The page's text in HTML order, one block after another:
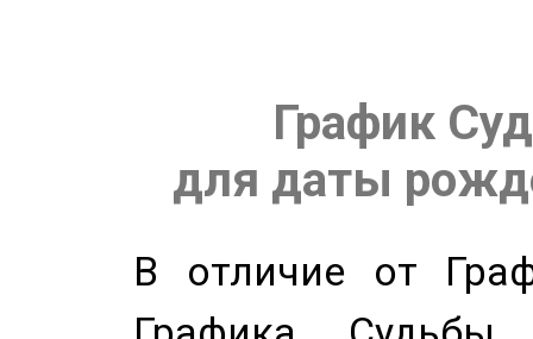
График
для даты
В отличие от